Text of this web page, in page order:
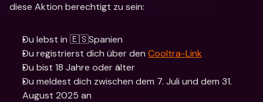
diese Aktion berechtigt zu sein:
Du lebst in 🇪🇸Spanien
Du registrierst dich über den Cooltra-Link
Du bist 18 Jahre oder älter
Du meldest dich zwischen dem 7. Juli und dem 31.
August 2025 an